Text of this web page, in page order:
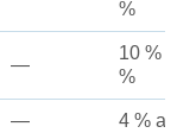
%
—
10 %
%
— 4 %